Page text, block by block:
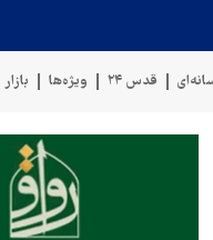
قدس ۲۴ ویژه‌ها بازار
دریایی در سواحل عمان